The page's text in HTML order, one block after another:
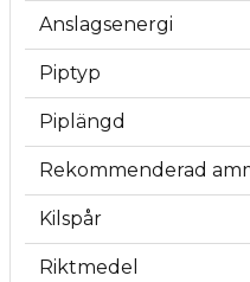
Anslagsenergi
Piptyp
Piplängd
Rekommenderad
Kilspår
Riktmedel